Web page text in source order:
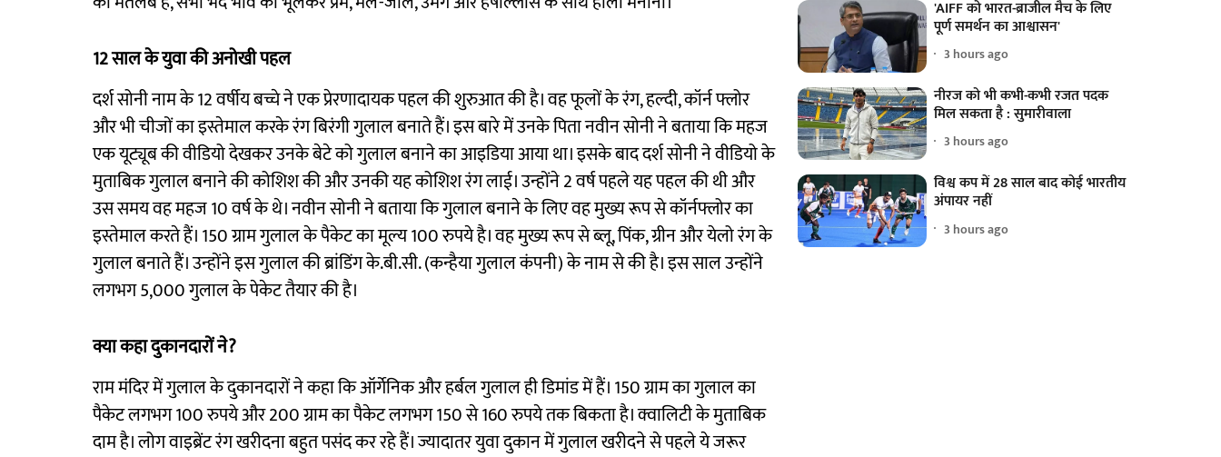
12 साल के युवा की अनोखी पहल
दर्श सोनी नाम के 12 वर्षीय बच्चे ने एक प्रेरणादायक पहल की शुरुआत की है। वह फूलों के रंग, हल्दी, कॉर्न फ्लोर
और भी चीजों का इस्तेमाल करके रंग बिरंगी गुलाल बनाते हैं। इस बारे में उनके पिता नवीन सोनी ने बताया कि महज
एक यूट्यूब की वीडियो देखकर उनके बेटे को गुलाल बनाने का आइडिया आया था। इसके बाद दर्श सोनी ने वीडियो के
मुताबिक गुलाल बनाने की कोशिश की और उनकी यह कोशिश रंग लाई। उन्होंने 2 वर्ष पहले यह पहल की थी और
उस समय वह महज 10 वर्ष के थे। नवीन सोनी ने बताया कि गुलाल बनाने के लिए वह मुख्य रूप से कॉर्नफ्लोर का
इस्तेमाल करते हैं। 150 ग्राम गुलाल के पैकेट का मूल्य 100 रुपये है। वह मुख्य रूप से ब्लू, पिंक, ग्रीन और येलो रंग के
गुलाल बनाते हैं। उन्होंने इस गुलाल की ब्रांडिंग के.बी.सी. (कन्हैया गुलाल कंपनी) के नाम से की है। इस साल उन्होंने
लगभग 5,000 गुलाल के पेकेट तैयार की है।
क्या कहा दुकानदारों ने?
राम मंदिर में गुलाल के दुकानदारों ने कहा कि ऑर्गेनिक और हर्बल गुलाल ही डिमांड में हैं। 150 ग्राम का गुलाल का
पैकेट लगभग 100 रुपये और 200 ग्राम का पैकेट लगभग 150 से 160 रुपये तक बिकता है। क्वालिटी के मुताबिक
दाम है। लोग वाइब्रेंट रंग खरीदना बहुत पसंद कर रहे हैं। ज्यादातर युवा दुकान में गुलाल खरीदने से पहले ये जरूर
'AIFF को भारत-ब्राजील मैच के लिए
पूर्ण समर्थन का आश्वासन'
3 hours ago
नीरज को भी कभी-कभी रजत पदक
मिल सकता है : सुमारीवाला
3 hours ago
विश्व कप में 28 साल बाद कोई भारतीय
अंपायर नहीं
3 hours ago